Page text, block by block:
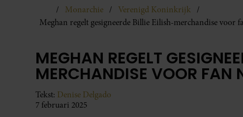
Monarchie
Verenigd Koninkrijk
Meghan regelt gesigneerde Billie Eilish-merchandise voor
MEGHAN REGELT
MERCHANDISE VOOR FAN
Tekst: Denise Delgado
7 februari 2025